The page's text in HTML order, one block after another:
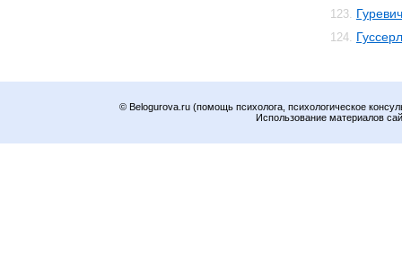
123.
124.
© Belogurova.ru (помощь психолога, психологическое
Использование материалов